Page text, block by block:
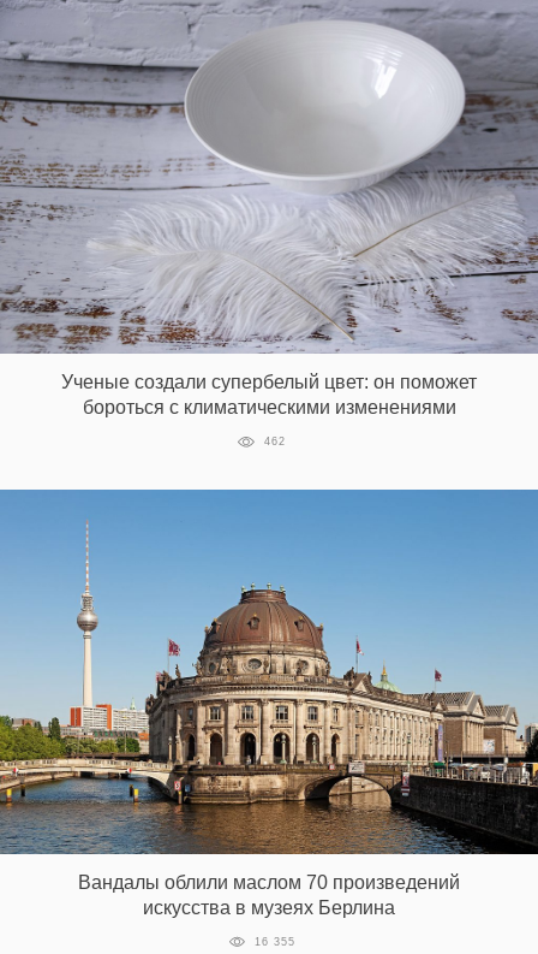
Ученые создали супербелый цвет: он поможет
бороться с климатическими изменениями
462
Вандалы облили маслом 70 произведений
искусства в музеях Берлина
16 355